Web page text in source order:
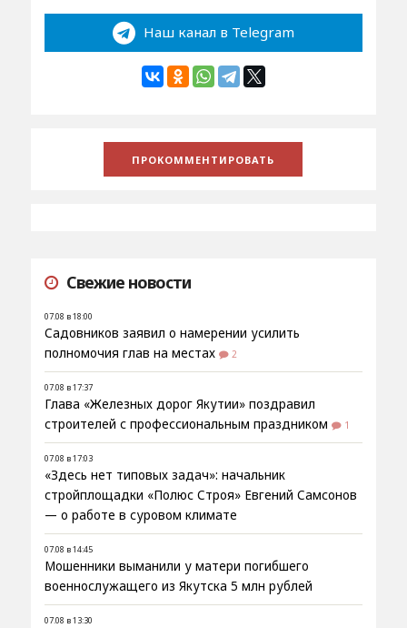
Наш канал в Telegram
Свежие новости
07.08 в 18:00
Садовников заявил о намерении усилить
полномочия глав на местах
2
07.08 в 17:37
Глава «Железных дорог Якутии» поздравил
строителей с профессиональным праздником
1
07.08 в 17:03
«Здесь нет типовых задач»: начальник
стройплощадки «Полюс Строя» Евгений Самсонов
— о работе в суровом климате
07.08 в 14:45
Мошенники выманили у матери погибшего
военнослужащего из Якутска 5 млн рублей
07.08 в 13:30